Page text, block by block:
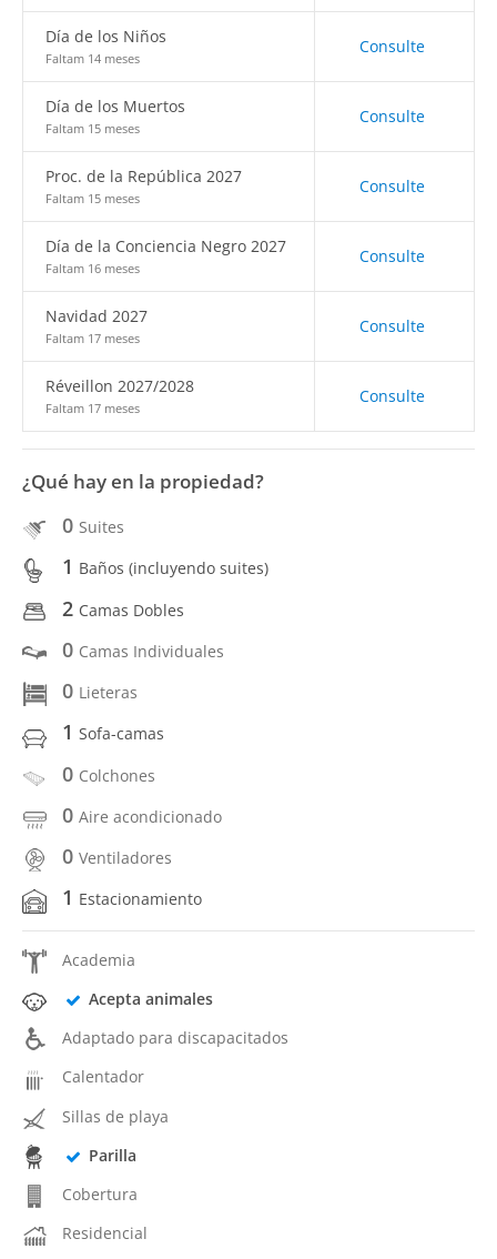
Día de los Niños
Faltam 14 meses
Consulte
Día de los Muertos
Faltam 15 meses
Consulte
Proc. de la República 2027
Faltam 15 meses
Consulte
Día de la Conciencia Negro 2027
Faltam 16 meses
Consulte
Navidad 2027
Faltam 17 meses
Consulte
Réveillon 2027/2028
Faltam 17 meses
Consulte
¿Qué hay en la propiedad?
0 Suites
1 Baños (incluyendo suites)
2 Camas Dobles
0 Camas Individuales
0 Lieteras
1 Sofa-camas
0 Colchones
0 Aire acondicionado
0 Ventiladores
1 Estacionamiento
Academia
Acepta animales
Adaptado para discapacitados
Calentador
Sillas de playa
Parilla
Cobertura
Residencial